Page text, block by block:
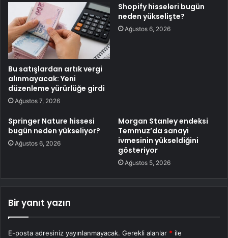
Bu satışlardan artık vergi
alınmayacak: Yeni
düzenleme yürürlüğe girdi
Ağustos 7, 2026
Shopify hisseleri bugün
neden yükselişte?
Ağustos 6, 2026
Springer Nature hissesi
bugün neden yükseliyor?
Ağustos 6, 2026
Morgan Stanley endeksi
Temmuz’da sanayi
ivmesinin yükseldiğini
gösteriyor
Ağustos 5, 2026
Bir yanıt yazın
E-posta adresiniz yayınlanmayacak. Gerekli alanlar * ile